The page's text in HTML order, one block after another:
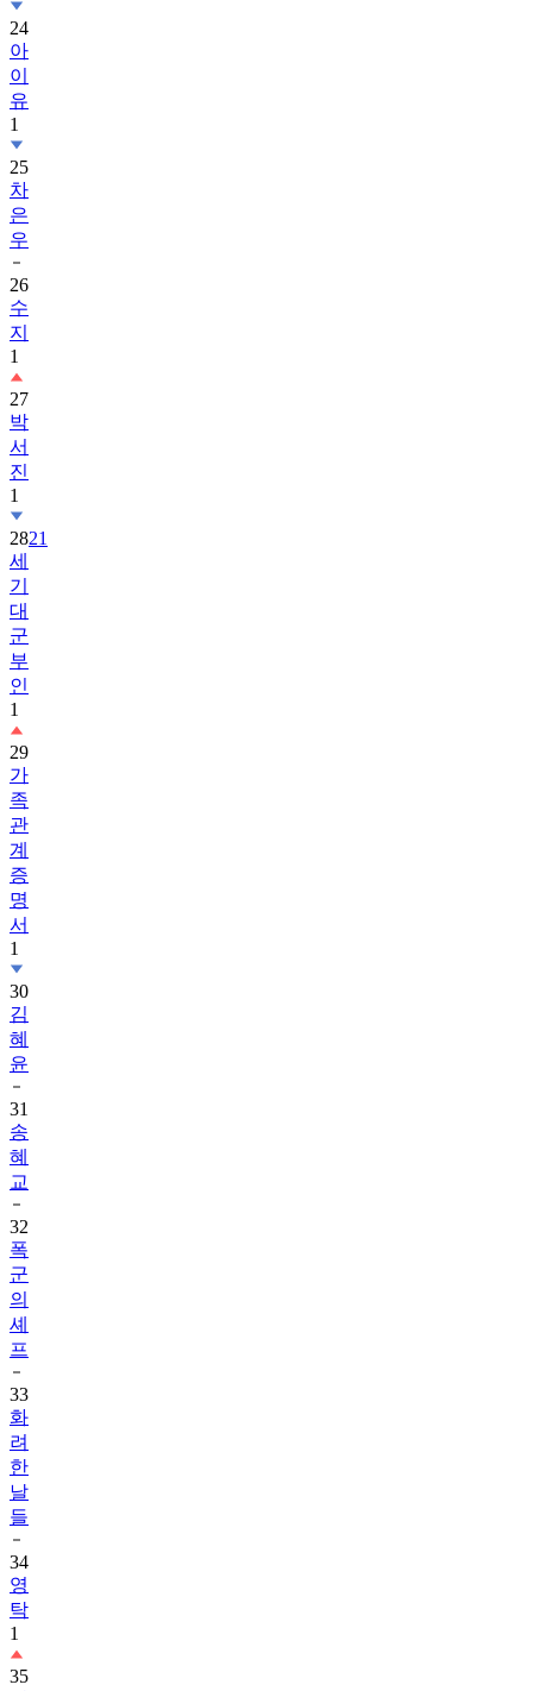
24
아
이
유
1
25
차
은
우
26
수
지
1
27
박
서
진
1
2821
세
기
대
군
부
인
1
29
가
족
관
계
증
명
서
1
30
김
혜
윤
31
송
혜
교
32
폭
군
의
셰
프
33
화
려
한
날
들
34
영
탁
1
35